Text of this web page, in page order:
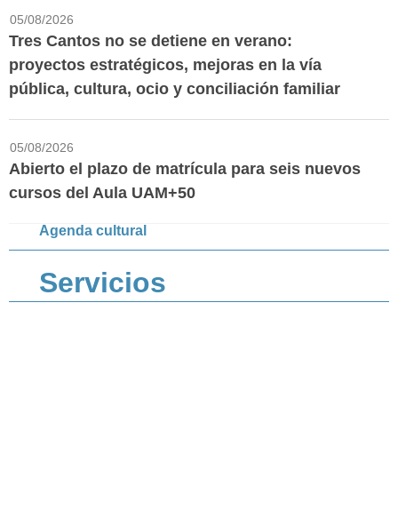
05/08/2026
Tres Cantos no se detiene en verano:
proyectos estratégicos, mejoras en la vía
pública, cultura, ocio y conciliación familiar
05/08/2026
Abierto el plazo de matrícula para seis nuevos
cursos del Aula UAM+50
Agenda cultural
Servicios